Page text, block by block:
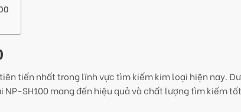
tiến nhất trong lĩnh vực tìm kiếm kim loại hiện nay.
SH100 mang đến hiệu quả và chất lượng tìm kiếm tốt